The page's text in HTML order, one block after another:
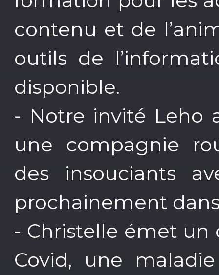
contenu et de
outils de
disponible.
- Notre invité
une compagnie
des insouciants
prochainement
- Christelle émet
Covid, une